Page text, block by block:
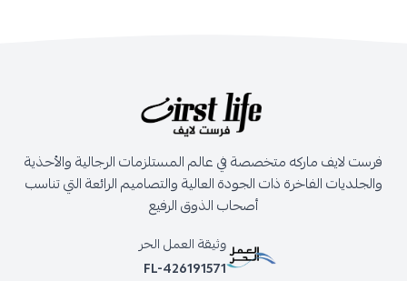
فرست لايف ماركه متخصصة في عالم المستلزمات الرجالية والأحذية
والجلديات الفاخرة ذات الجودة العالية والتصاميم الرائعة التي تناسب
أصحاب الذوق الرفيع
وثيقة العمل الحر
FL-426191571